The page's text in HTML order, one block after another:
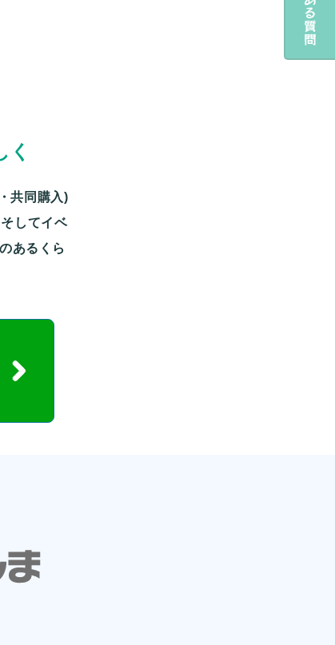
く
共同購入)
そしてイベ
あるくら